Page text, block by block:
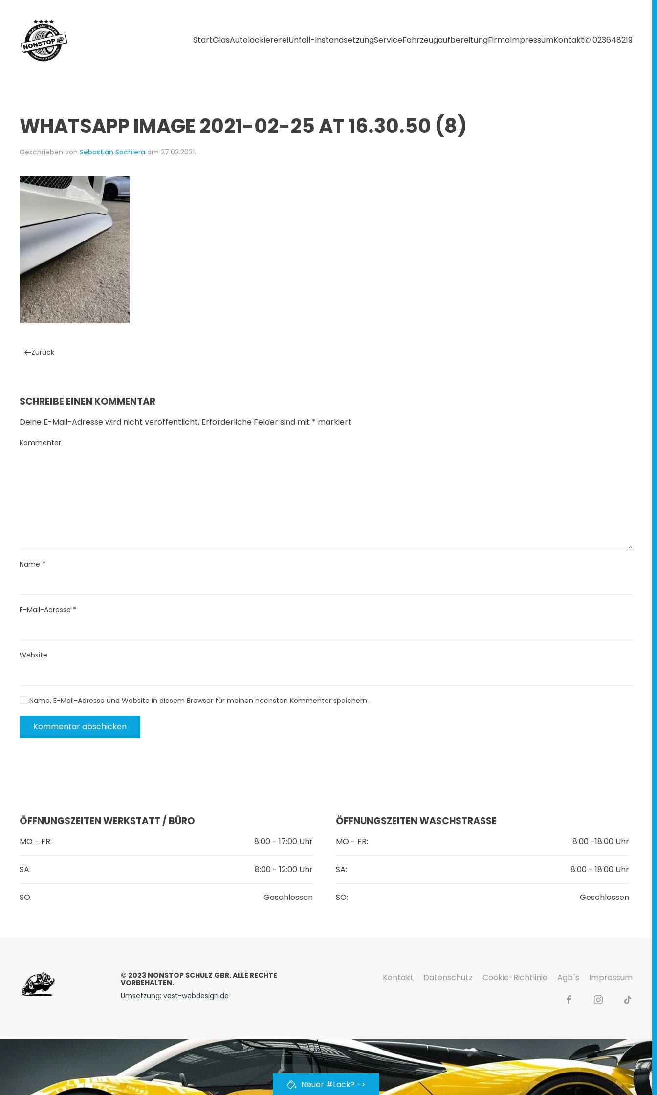
Skip to main content
StartGlasAutolackierereiUnfall-InstandsetzungServiceFahrzeugaufbereitungFirmaImpressumKontakt✆ 023648219
WHATSAPP IMAGE 2021-02-25 AT 16.30.50 (8)
Geschrieben von Sebastian Sochiera am 27.02.2021.
Zurück
SCHREIBE EINEN KOMMENTAR
Deine E-Mail-Adresse wird nicht veröffentlicht. Erforderliche Felder sind mit * markiert
Kommentar
Name *
E-Mail-Adresse *
Website
Name, E-Mail-Adresse und Website in diesem Browser für meinen nächsten Kommentar speichern.
Kommentar abschicken
ÖFFNUNGSZEITEN WERKSTATT / BÜRO
MO - FR: 8:00 - 17:00 Uhr
SA: 8:00 - 12:00 Uhr
SO: Geschlossen
ÖFFNUNGSZEITEN WASCHSTRASSE
MO - FR: 8:00 -18:00 Uhr
SA: 8:00 - 18:00 Uhr
SO: Geschlossen
© 2023 NONSTOP SCHULZ GBR. ALLE RECHTE
VORBEHALTEN.
Umsetzung: vest-webdesign.de
Kontakt Datenschutz Cookie-Richtlinie Agb´s Impressum
Neuer #Lack? ->